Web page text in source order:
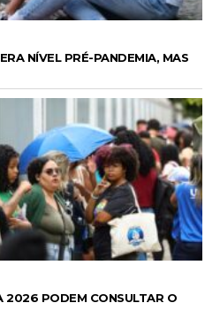
NÍVEL PRÉ-PANDEMIA, MAS
2026 PODEM CONSULTAR O